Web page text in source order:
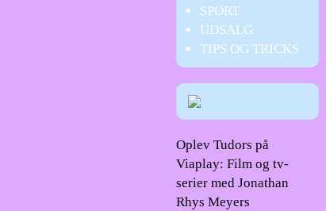
SPORT
UDSALG
TIPS OG TRICKS
Oplev Tudors på
Viaplay: Film og tv-
serier med Jonathan
Rhys Meyers